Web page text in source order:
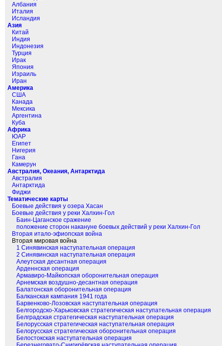
Албания
Италия
Исландия
Азия
Китай
Индия
Индонезия
Турция
Ирак
Япония
Израиль
Иран
Америка
США
Канада
Мексика
Аргентина
Куба
Африка
ЮАР
Египет
Нигерия
Гана
Камерун
Австралия, Океания, Антарктида
Австралия
Антарктида
Фиджи
Тематические карты
Боевые действия у озера Хасан
Боевые действия у реки Халхин-Гол
Баин-Цаганское сражение
положение сторон накануне боевых действий у реки Халхин-Гол
Вторая итало-эфиопская война
Вторая мировая война
1 Синявинская наступательная операция
2 Синявинская наступательная операция
Алеутская десантная операция
Арденнская операция
Армавиро-Майкопская оборонительная операция
Арнемская воздушно-десантная операция
Балатонская оборонительная операция
Балканская кампания 1941 года
Барвенково-Лозовская наступательная операция
Белгородско-Харьковская стратегическая наступательная операция
Белградская стратегическая наступательная операция
Белорусская стратегическая наступательная операция
Белорусская стратегическая оборонительная операция
Белостокская наступательная операция